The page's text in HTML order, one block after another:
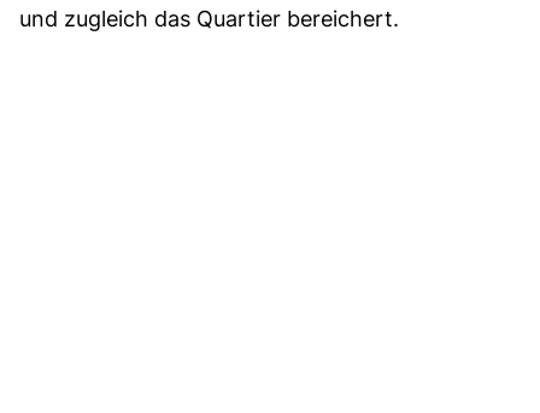
und zugleich das Quartier bereichert.